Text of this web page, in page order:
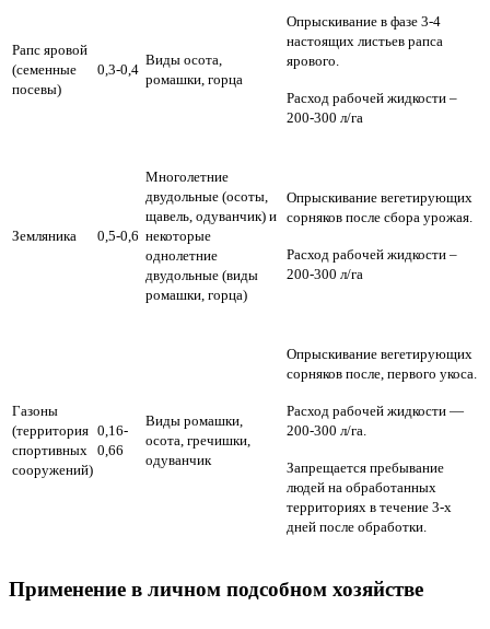
Рапс яровой
(семенные
посевы)
0,3-0,4
Виды осота,
ромашки, горца
Опрыскивание в фазе 3-4
настоящих листьев рапса
ярового.
Расход рабочей жидкости –
200-300 л/га
Земляника 0,5-0,6
Многолетние
двудольные (осоты,
щавель, одуванчик) и
некоторые
однолетние
двудольные (виды
ромашки, горца)
Опрыскивание вегетирующих
сорняков после сбора урожая.
Расход рабочей жидкости –
200-300 л/га
Газоны
(территория
спортивных
сооружений)
0,16-
0,66
Виды ромашки,
осота, гречишки,
одуванчик
Опрыскивание вегетирующих
сорняков после, первого укоса.
Расход рабочей жидкости —
200-300 л/га.
Запрещается пребывание
людей на обработанных
территориях в течение 3-х
дней после обработки.
Применение в личном подсобном хозяйстве